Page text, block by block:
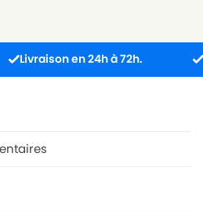
Livraison en 24h à 72h.